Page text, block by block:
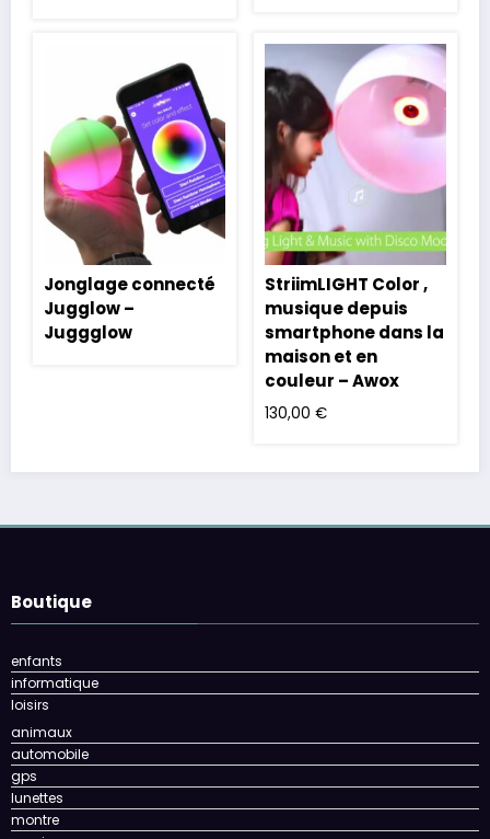
Jonglage connecté
Jugglow –
Juggglow
StriimLIGHT Color ,
musique depuis
smartphone dans la
maison et en
couleur – Awox
130,00 €
Boutique
enfants
informatique
loisirs
animaux
automobile
gps
lunettes
montre